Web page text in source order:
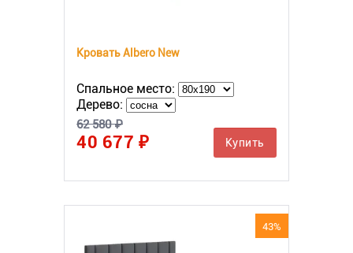
Кровать Albero New
Спальное место:
Дерево:
62 580 ₽
40 677 ₽ Купить
43%